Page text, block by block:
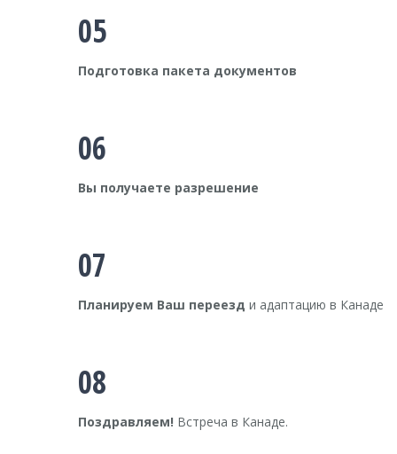
05
Подготовка пакета документов
06
Вы получаете разрешение
07
Планируем Ваш переезд и адаптацию в Канаде
08
Поздравляем! Встреча в Канаде.